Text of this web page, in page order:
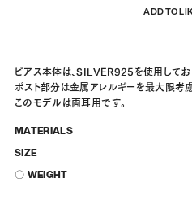
ピアス本体は、SILVER925を使用してお
ポスト部分は金属アレルギーを最大限考
このモデルは両耳用です。
MATERIALS
SIZE
〇 WEIGHT